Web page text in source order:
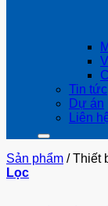
Tin tức
Dự án
Liên
Sản phẩm /Thiết
Lọc